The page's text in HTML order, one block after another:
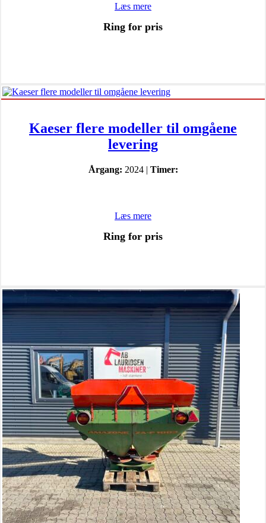
Læs mere
Ring for pris
Kaeser flere modeller til omgåene
levering
Årgang: 2024 | Timer:
Læs mere
Ring for pris